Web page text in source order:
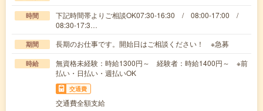
時間
下記時間帯よりご相談OK07:30-16:30 / 08:00-17:00 /
08:30-17:3…
期間 長期のお仕事です。開始日はご相談ください！ ※急募
時給
無資格未経験：時給1300円～ 経験者：時給1400円～ ※前
払い・日払い・週払いOK
交通費
交通費全額支給